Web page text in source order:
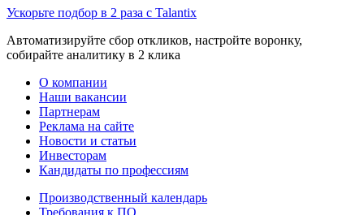
Ускорьте подбор в 2 раза с Talantix
Автоматизируйте сбор откликов, настройте воронку,
собирайте аналитику в 2 клика
О компании
Наши вакансии
Партнерам
Реклама на сайте
Новости и статьи
Инвесторам
Кандидаты по профессиям
Производственный календарь
Требования к ПО